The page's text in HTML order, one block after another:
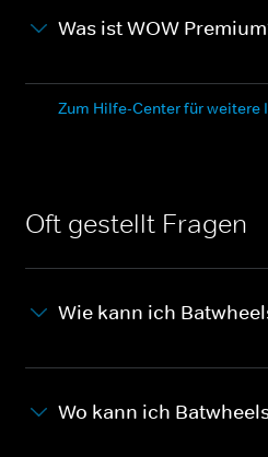
Was ist WOW
Zum Hilfe-Center für weitere
Oft gestellt Fragen
Wie kann ich
Wo kann ich